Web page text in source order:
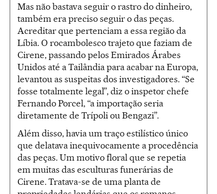
Mas não bastava seguir o rastro do dinheiro,
também era preciso seguir o das peças.
Acreditar que pertenciam a essa região da
Líbia. O rocambolesco trajeto que faziam de
Cirene, passando pelos Emirados Árabes
Unidos até a Tailândia para acabar na Europa,
levantou as suspeitas dos investigadores. “Se
fosse totalmente legal”, diz o inspetor chefe
Fernando Porcel, “a importação seria
diretamente de Trípoli ou Bengazi”.
Além disso, havia um traço estilístico único
que delatava inequivocamente a procedência
das peças. Um motivo floral que se repetia
em muitas das esculturas funerárias de
Cirene. Tratava-se de uma planta de